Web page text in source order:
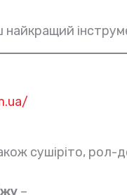
сушіріто, рол-
–